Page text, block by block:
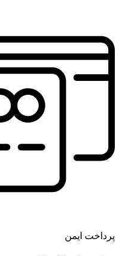
پرداخت ایمن